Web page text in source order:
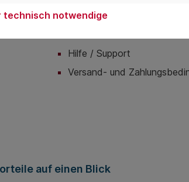
Hilfe / Support
Versand- und
auf einen Blick
technisch notwendige